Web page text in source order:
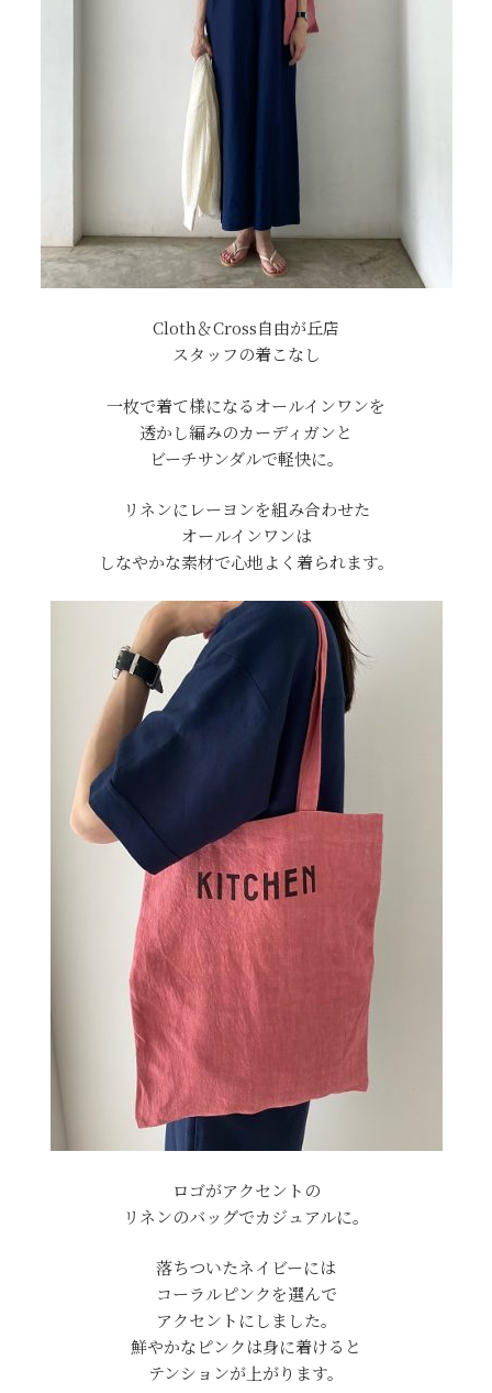
Cloth＆Cross自由が丘店
スタッフの着こなし
一枚で着て様になるオールインワンを
透かし編みのカーディガンと
ビーチサンダルで軽快に。
リネンにレーヨンを組み合わせた
オールインワンは
しなやかな素材で心地よく着られます。
ロゴがアクセントの
リネンのバッグでカジュアルに。
落ちついたネイビーには
コーラルピンクを選んで
アクセントにしました。
鮮やかなピンクは身に着けると
テンションが上がります。